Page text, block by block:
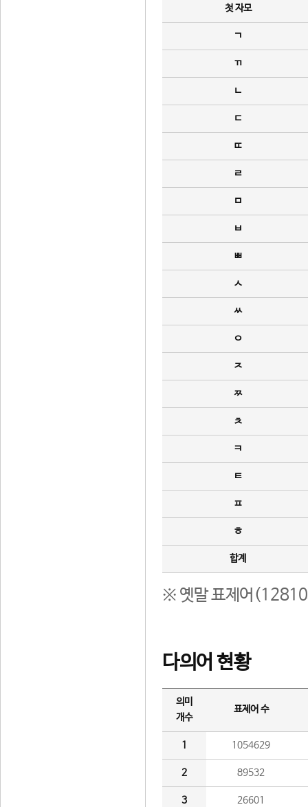
첫 자모
ㄱ
ㄲ
ㄴ
ㄷ
ㄸ
ㄹ
ㅁ
ㅂ
ㅃ
ㅅ
ㅆ
ㅇ
ㅈ
ㅉ
ㅊ
ㅋ
ㅌ
ㅍ
ㅎ
합계
※ 옛말 표제어(12810
다의어 현황
의미
개수
표제어 수
1 1054629
2 89532
3 26601